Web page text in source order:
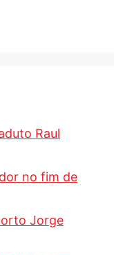
Raul
no fim de
Jorge